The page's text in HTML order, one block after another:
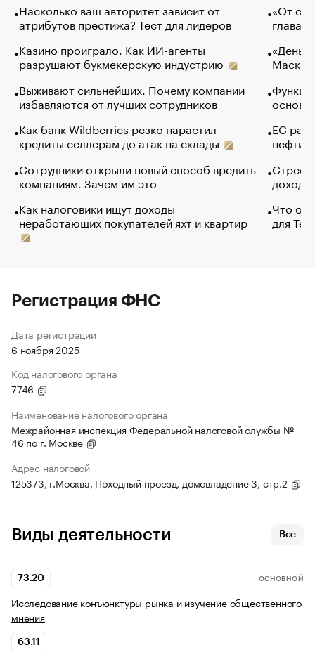
Насколько ваш авторитет зависит от
атрибутов престижа? Тест для лидеров
Казино проиграло. Как ИИ-агенты
разрушают букмекерскую индустрию
Выживают сильнейших. Почему компании
избавляются от лучших сотрудников
Как банк Wildberries резко нарастил
кредиты селлерам до атак на склады
Сотрудники открыли новый способ вредить
компаниям. Зачем им это
Как налоговики ищут доходы
неработающих покупателей яхт и квартир
«От
глава
Маск в
основ
ЕС
нефти
Что
для
Регистрация ФНС
Дата регистрации
6 ноября 2025
Код налогового органа
7746
Наименование налогового органа
Межрайонная инспекция Федеральной налоговой службы №
46 по г. Москве
Адрес налоговой
125373, г.Москва, Походный проезд, домовладение 3, стр.2
Виды деятельности Все
73.20 ОСНОВНОЙ
Исследование конъюнктуры рынка и изучение общественного
мнения
63.11